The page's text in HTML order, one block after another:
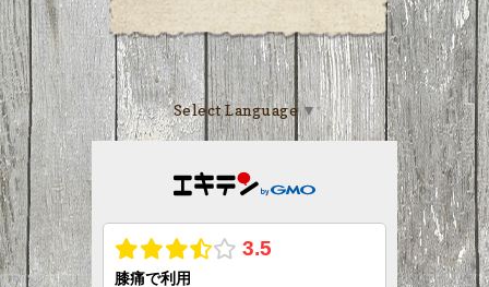
Select Language▼